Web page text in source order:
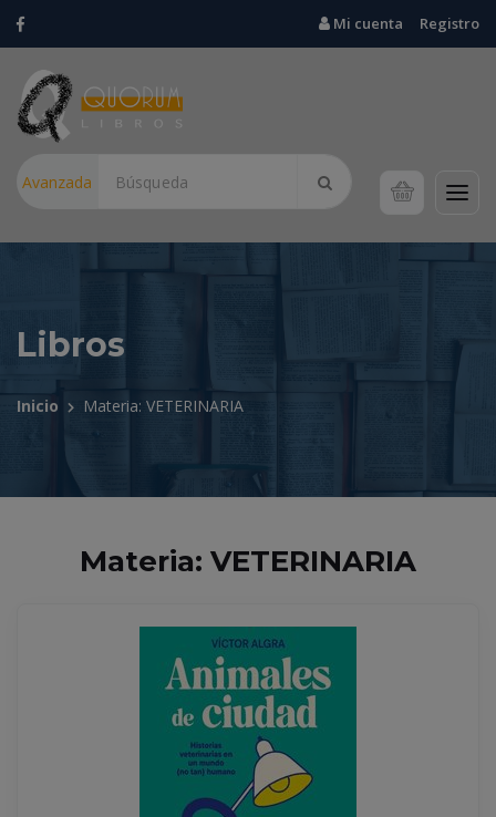
Mi cuenta Registro
Avanzada
Libros
Inicio Materia: VETERINARIA
Materia: VETERINARIA